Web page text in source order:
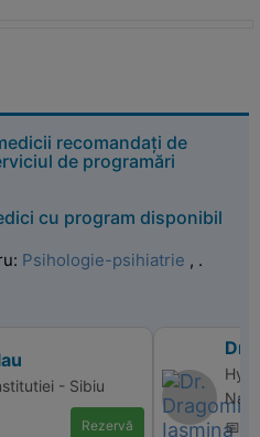
recomandați de
de programări
cu program disponibil
Psihologie-psihiatrie , .
- Sibiu
Rezervă
Dr.
📅